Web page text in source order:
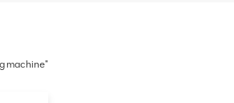
machine"